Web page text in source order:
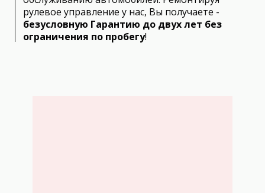
рулевое управление у нас, Вы получаете -
безусловную Гарантию до двух лет без
ограничения по пробегу!